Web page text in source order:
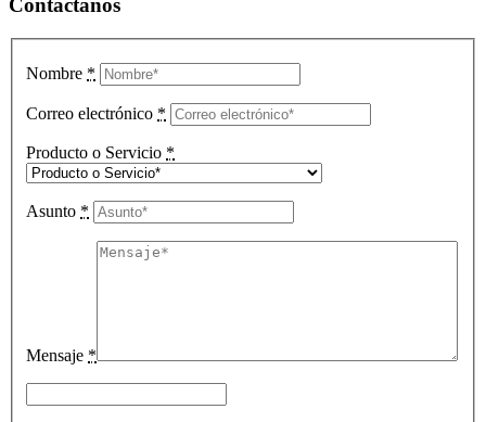
Contáctanos
Nombre *
Correo electrónico *
Producto o Servicio *
Asunto *
Mensaje *